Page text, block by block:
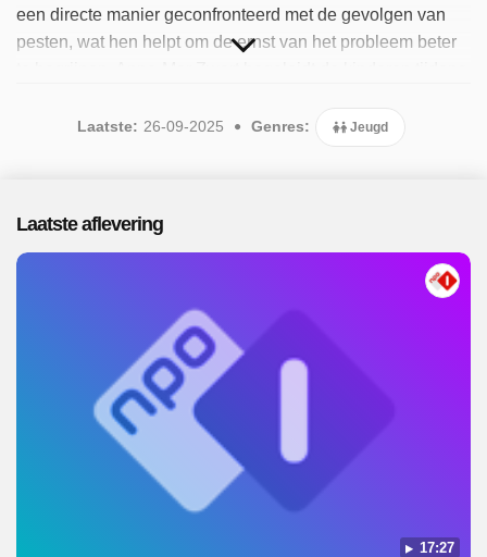
een directe manier geconfronteerd met de gevolgen van
pesten, wat hen helpt om de ernst van het probleem beter
en discussie. Sinds 2025 is het programma beschikbaar.
Er zijn 5 afleveringen uitgezonden, de meest recente in
Laatste: 26-09-2025 Genres: Jeugd
Laatste aflevering
17:27